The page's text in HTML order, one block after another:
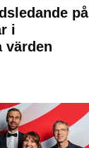
på
i
värden